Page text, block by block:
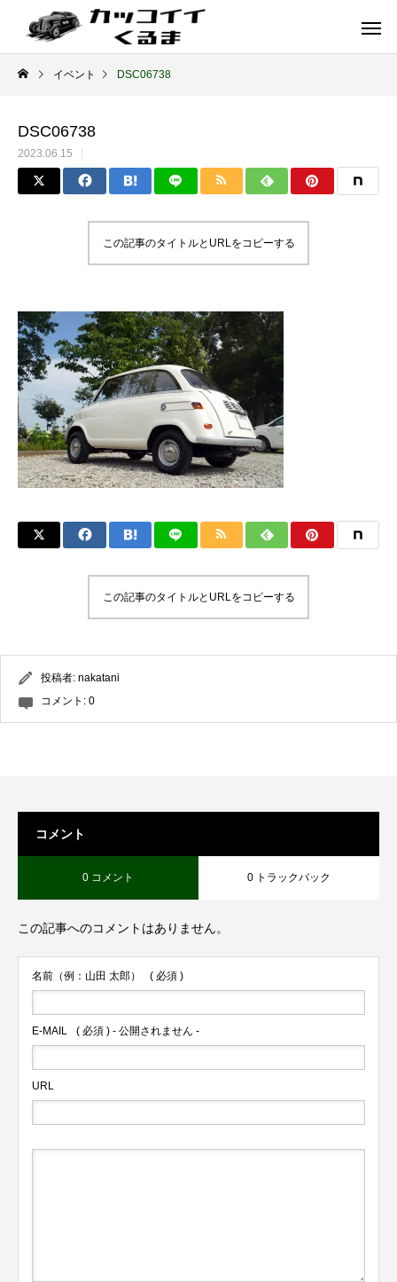
イギリス車
ENGLAND GERMANY
イベント DSC06738
DSC06738
2023.06.15
この記事のタイトルとURLをコピーする
この記事のタイトルとURLをコピーする
投稿者: nakatani
コメント: 0
コメント
0 コメント 0 トラックバック
この記事へのコメントはありません。
名前（例：山田 太郎） ( 必須 )
E-MAIL ( 必須 ) - 公開されません -
URL